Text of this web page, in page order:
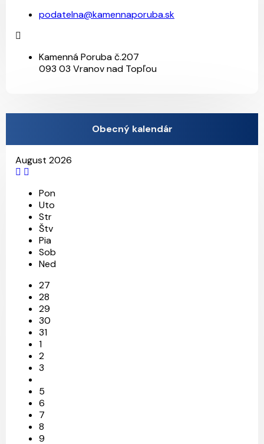
podatelna@kamennaporuba.sk
Kamenná Poruba č.207
093 03 Vranov nad Topľou
Obecný kalendár
August 2026
Pon
Uto
Str
Štv
Pia
Sob
Ned
27
28
29
30
31
1
2
3
5
6
7
8
9